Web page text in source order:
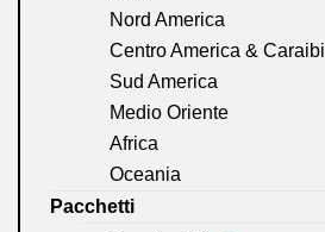
Nord America
Centro America & Caraibi
Sud America
Medio Oriente
Africa
Oceania
Pacchetti